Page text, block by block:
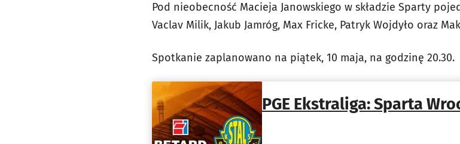
Pod nieobecność Macieja Janowskiego w składzie Sparty
Vaclav Milik, Jakub Jamróg, Max Fricke, Patryk Wojdyło oraz
Spotkanie zaplanowano na piątek, 10 maja, na godzinę 20.30.
PGE Ekstraliga: Sparta